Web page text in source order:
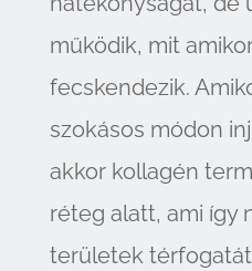
működik, mit
fecskendezik.
szokásos módon
akkor kollagén
réteg alatt, ami így
területek